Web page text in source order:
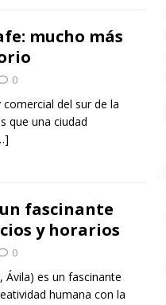
mucho más
0
del sur de la
que una ciudad
fascinante
y horarios
0
Ávila) es un fascinante
humana con la